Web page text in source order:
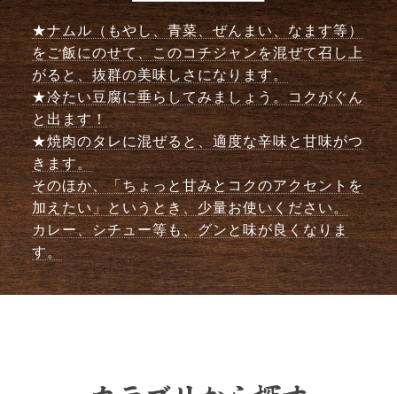
★ナムル（もやし、青菜、ぜんまい、なます等）
をご飯にのせて、このコチジャンを混ぜて召し上
がると、抜群の美味しさになります。
★冷たい豆腐に垂らしてみましょう。コクがぐん
と出ます！
★焼肉のタレに混ぜると、適度な辛味と甘味がつ
きます。
そのほか、「ちょっと甘みとコクのアクセントを
加えたい」というとき、少量お使いください。
カレー、シチュー等も、グンと味が良くなりま
す。